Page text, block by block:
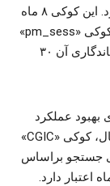
میزان صدا، حالت تکرار، و پخش خودکار می‌شود. این کوکی ۸ ماه
بعداز از آخرین استفاده کاربر منقضی می‌شود. کوکی «pm_sess»
نیز به حفظ جلسه مرورگر شما کمک می‌کند و ماندگاری آن ۳۰
عملکرد
سرویس‌های Google نیز استفاده شود. برای مثال، کوکی «CGIC»
جستجو براساس